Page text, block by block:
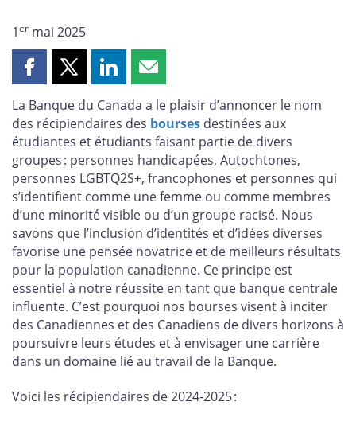
1er mai 2025
Partager
page
sur
Facebook
Partager
page
sur
X
Partager
page
sur
LinkedIn
Partager
page
par
courriel
La Banque du Canada a le plaisir d’annoncer le nom
des récipiendaires des bourses destinées aux
étudiantes et étudiants faisant partie de divers
groupes : personnes handicapées, Autochtones,
personnes LGBTQ2S+, francophones et personnes qui
s’identifient comme une femme ou comme membres
d’une minorité visible ou d’un groupe racisé. Nous
savons que l’inclusion d’identités et d’idées diverses
favorise une pensée novatrice et de meilleurs résultats
pour la population canadienne. Ce principe est
essentiel à notre réussite en tant que banque centrale
influente. C’est pourquoi nos bourses visent à inciter
des Canadiennes et des Canadiens de divers horizons à
poursuivre leurs études et à envisager une carrière
dans un domaine lié au travail de la Banque.
Voici les récipiendaires de 2024-2025 :